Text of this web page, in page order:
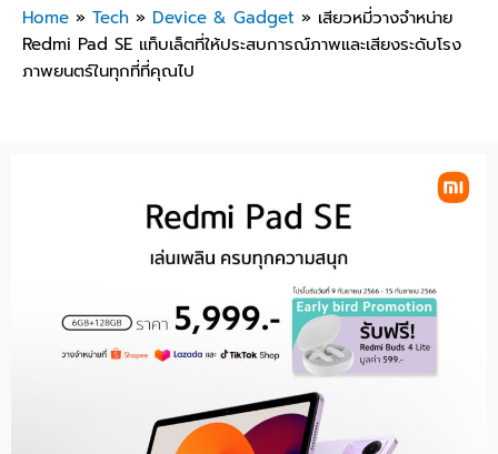
Home » Tech » Device & Gadget » เสียวหมี่วางจำหน่าย
Redmi Pad SE แท็บเล็ตที่ให้ประสบการณ์ภาพและเสียงระดับโรง
ภาพยนตร์ในทุกที่ที่คุณไป